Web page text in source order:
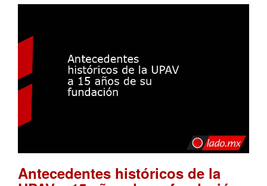
Antecedentes históricos de la